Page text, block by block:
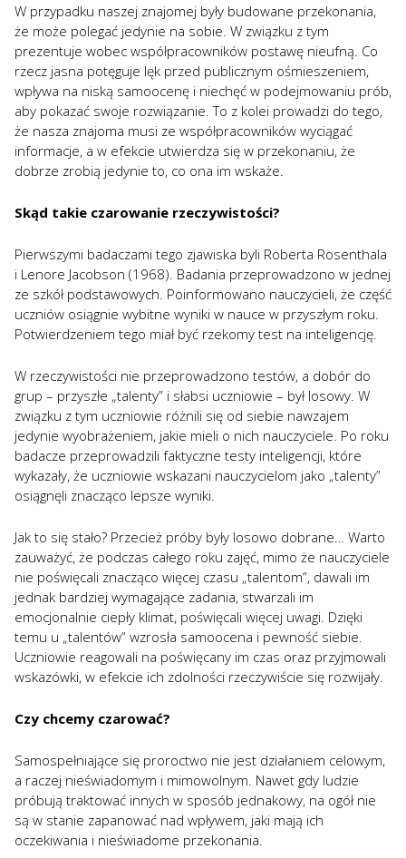
W przypadku naszej znajomej były budowane przekonania,
że może polegać jedynie na sobie. W związku z tym
prezentuje wobec współpracowników postawę nieufną. Co
rzecz jasna potęguje lęk przed publicznym ośmieszeniem,
wpływa na niską samoocenę i niechęć w podejmowaniu prób,
aby pokazać swoje rozwiązanie. To z kolei prowadzi do tego,
że nasza znajoma musi ze współpracowników wyciągać
informacje, a w efekcie utwierdza się w przekonaniu, że
dobrze zrobią jedynie to, co ona im wskaże.
Skąd takie czarowanie rzeczywistości?
Pierwszymi badaczami tego zjawiska byli Roberta Rosenthala
i Lenore Jacobson (1968). Badania przeprowadzono w jednej
ze szkół podstawowych. Poinformowano nauczycieli, że część
uczniów osiągnie wybitne wyniki w nauce w przyszłym roku.
Potwierdzeniem tego miał być rzekomy test na inteligencję.
W rzeczywistości nie przeprowadzono testów, a dobór do
grup – przyszłe „talenty” i słabsi uczniowie – był losowy. W
związku z tym uczniowie różnili się od siebie nawzajem
jedynie wyobrażeniem, jakie mieli o nich nauczyciele. Po roku
badacze przeprowadzili faktyczne testy inteligencji, które
wykazały, że uczniowie wskazani nauczycielom jako „talenty”
osiągnęli znacząco lepsze wyniki.
Jak to się stało? Przecież próby były losowo dobrane… Warto
zauważyć, że podczas całego roku zajęć, mimo że nauczyciele
nie poświęcali znacząco więcej czasu „talentom”, dawali im
jednak bardziej wymagające zadania, stwarzali im
emocjonalnie ciepły klimat, poświęcali więcej uwagi. Dzięki
temu u „talentów” wzrosła samoocena i pewność siebie.
Uczniowie reagowali na poświęcany im czas oraz przyjmowali
wskazówki, w efekcie ich zdolności rzeczywiście się rozwijały.
Czy chcemy czarować?
Samospełniające się proroctwo nie jest działaniem celowym,
a raczej nieświadomym i mimowolnym. Nawet gdy ludzie
próbują traktować innych w sposób jednakowy, na ogół nie
są w stanie zapanować nad wpływem, jaki mają ich
oczekiwania i nieświadome przekonania.